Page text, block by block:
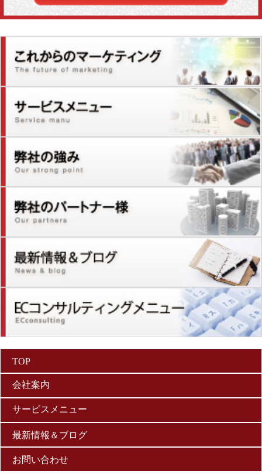
TOP
会社案内
・会社案内メニュー詳細
・経営理念
サービスメニュー
・サービスメニューの詳細
・マーケティングの考え方
最新情報＆ブログ
お問い合わせ